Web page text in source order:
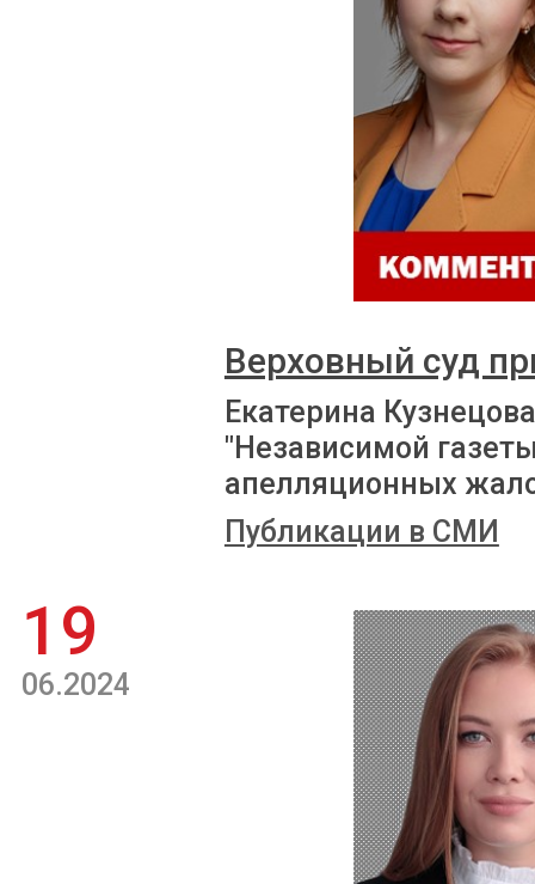
Верховный суд
Екатерина
"Независимой
апелляционных
Публикации в СМИ
19
06.2024